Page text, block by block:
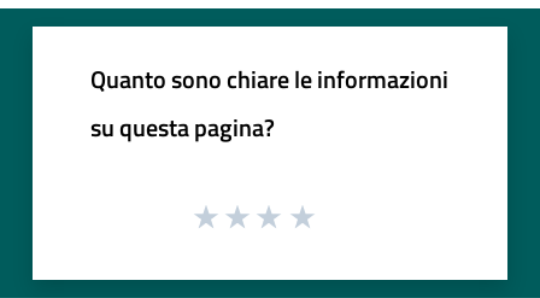
Quanto sono chiare le informazioni
su questa pagina?